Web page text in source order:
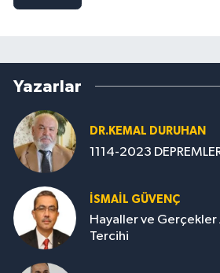
Yazarlar
DR.KEMAL DURUHAN
1114-2023
İSMAİL GÜVENÇ
Hayaller ve Gerçekler
Tercihi